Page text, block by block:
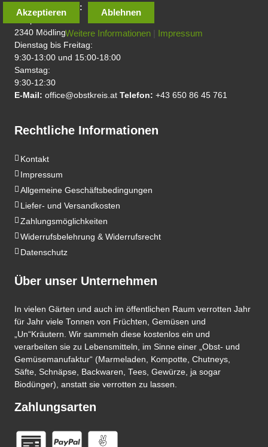
Laden/Geschäft:
Hauptstraße 56
2340 Mödling
Dienstag bis Freitag:
9:30-13:00 und 15:00-18:00
Samstag:
9:30-12:30
E-Mail: office@obstkreis.at Telefon: +43 650 86 45 761
Rechtliche Informationen
Kontakt
Impressum
Allgemeine Geschäftsbedingungen
Liefer- und Versandkosten
Zahlungsmöglichkeiten
Widerrufsbelehrung & Widerrufsrecht
Datenschutz
Über unser Unternehmen
In vielen Gärten und auch im öffentlichen Raum verrotten Jahr
für Jahr viele Tonnen von Früchten, Gemüsen und
„Un“Kräutern. Wir sammeln diese kostenlos ein und
verarbeiten sie zu Lebensmitteln, im Sinne einer „Obst- und
Gemüsemanufaktur“ (Marmeladen, Kompotte, Chutneys,
Säfte, Schnäpse, Backwaren, Tees, Gewürze, ja sogar
Biodünger), anstatt sie verrotten zu lassen.
Zahlungsarten
Akzeptieren Ablehnen
Weitere Informationen Impressum